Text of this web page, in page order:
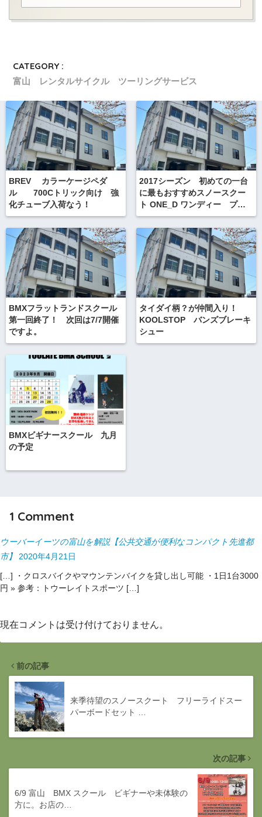
CATEGORY :
富山 レンタルサイクル ツーリングサービス
BREV カラーケージペダ
ル 700Cトリック向け 強
化チューブ入荷なう！
2017シーズン 初めての一台
に最もおすすめスノースクー
ト ONE_D ワンディー プ
ロ 組み立て済み 楽天でも
取り扱いしていますよ。
BMXフラットランドスクール
第一回終了！ 次回は7/7開催
ですよ。
タイダイ柄？が仲間入り！
KOOLSTOP バンズブレーキ
シュー
BMXビギナースクール 九月
の予定
1 Comment
ウーバーイーツの富山を解説【公共交通が便利なコンパクト先進都
市】
2020年4月21日
[…] ・クロスバイクやマウンテンバイクを貸し出し可能 ・1日1台3000
円 » 参考：トウーレイトスポーツ […]
現在コメントは受け付けておりません。
前の記事
来季待望のスノースクート フリーライドスー
パーボードセット …
次の記事
6/9 富山 BMX スクール ビギナーや未体験の
方に。お店の…